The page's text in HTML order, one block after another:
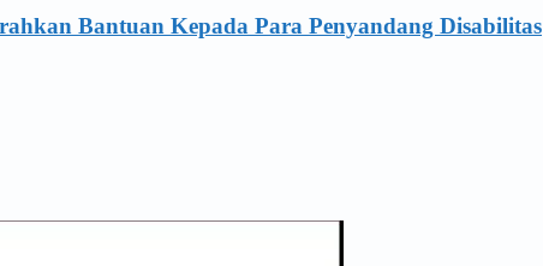
Bantuan Kepada Para Penyandang Disabilitas